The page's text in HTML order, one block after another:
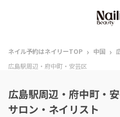
ネイル予約はネイリーTOP › 中国 ›
広島駅周辺・府中町・安芸区
広島駅周辺・府中町・
サロン・ネイリスト